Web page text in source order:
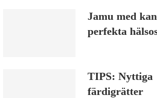
Jamu med
perfekta
TIPS: Nyttiga
färdigrätter